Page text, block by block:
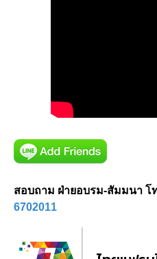
สอบถาม ฝ่ายอบรม-สัมมนา โ
6702011